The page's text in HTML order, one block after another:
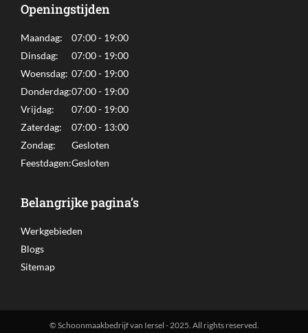
opensopens
Openingstijden
Maandag:
07:00 - 19:00
Dinsdag:
07:00 - 19:00
Woensdag: 07:00 - 19:00
Donderdag:07:00 - 19:00
Vrijdag:
07:00 - 19:00
Zaterdag:
07:00 - 13:00
Zondag:
Gesloten
Feestdagen:Gesloten
Belangrijke pagina’s
Werkgebieden
Blogs
Sitemap
© Schoonmaakbedrijf van Iersel - 2025. All rights reserved.